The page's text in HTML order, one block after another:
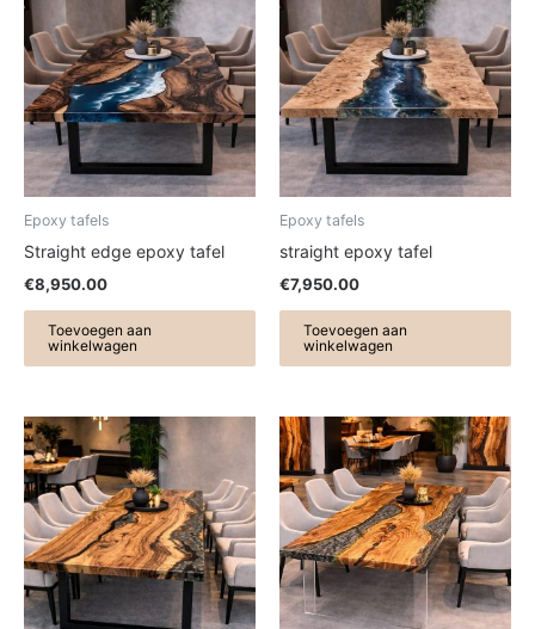
Epoxy tafels
Straight edge epoxy tafel
€8,950.00
Toevoegen aan
winkelwagen
Epoxy tafels
straight epoxy tafel
€7,950.00
Toevoegen aan
winkelwagen